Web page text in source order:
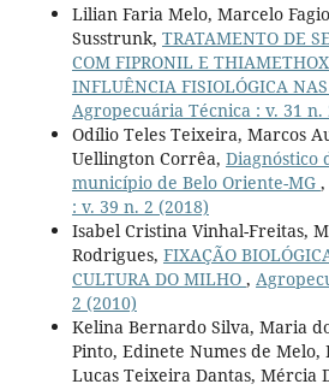
Lilian Faria Melo, Marcelo
Susstrunk, TRATAMENTO DE
COM FIPRONIL E
INFLUÊNCIA FISIOLÓGICA
Agropecuária Técnica : v. 31 n.
Odílio Teles Teixeira, Marcos
Uellington Corrêa, Diagnóstico
município de Belo Oriente-MG ,
: v. 39 n. 2 (2018)
Isabel Cristina Vinhal-Freitas,
Rodrigues, FIXAÇÃO
CULTURA DO MILHO ,
2 (2010)
Kelina Bernardo Silva, Maria
Pinto, Edinete Numes de
Lucas Teixeira Dantas, Mércia